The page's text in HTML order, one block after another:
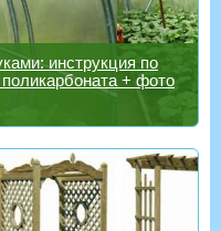
инструкция по
+ фото